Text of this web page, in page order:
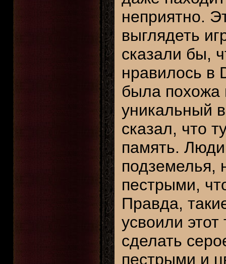
неприятно.
выглядеть
сказали бы,
нравилось в
была похожа
уникальный
сказал, что
память.
подземелья,
пестрыми,
Правда,
усвоили
сделать
пестрыми и